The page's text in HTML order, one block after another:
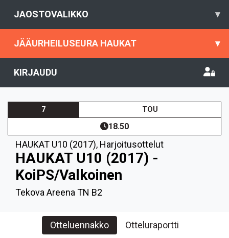
JAOSTOVALIKKO ▾
JÄÄURHEILUSEURA HAUKAT ▾
KIRJAUDU
7 TOU
18.50
HAUKAT U10 (2017), Harjoitusottelut
HAUKAT U10 (2017) -
KoiPS/Valkoinen
Tekova Areena TN B2
Otteluennakko Otteluraportti